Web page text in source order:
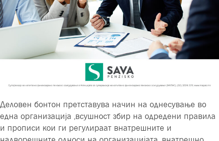
Деловен бонтон претставува начин на однесување во
една организација ,всушност збир на одредени правила
и прописи кои ги регулираат внатрешните и